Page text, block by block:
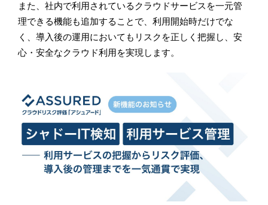
また、社内で利用されているクラウドサービスを一元管
理できる機能も追加することで、利用開始時だけでな
く、導入後の運用においてもリスクを正しく把握し、安
心・安全なクラウド利用を実現します。